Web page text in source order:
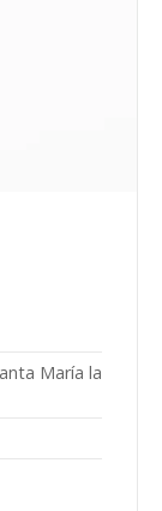
María la